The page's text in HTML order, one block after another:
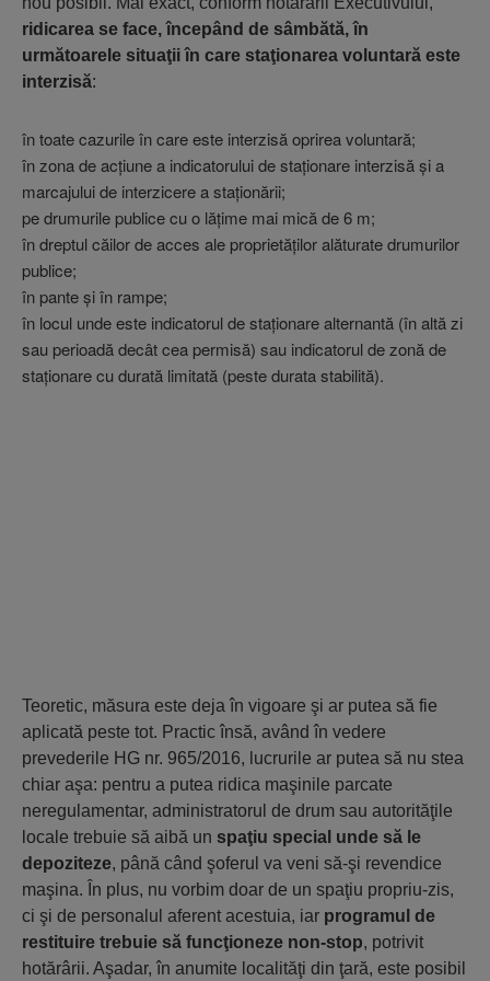
ridicarea se face, începând de sâmbătă, în
următoarele situaţii în care staţionarea voluntară este
interzisă:
în toate cazurile în care este interzisă oprirea voluntară;
în zona de acţiune a indicatorului de staţionare interzisă şi a
marcajului de interzicere a staţionării;
pe drumurile publice cu o lăţime mai mică de 6 m;
în dreptul căilor de acces ale proprietăţilor alăturate drumurilor
publice;
în pante şi în rampe;
în locul unde este indicatorul de staţionare alternantă (în altă zi
sau perioadă decât cea permisă) sau indicatorul de zonă de
staţionare cu durată limitată (peste durata stabilită).
Teoretic, măsura este deja în vigoare şi ar putea să fie
aplicată peste tot. Practic însă, având în vedere
prevederile HG nr. 965/2016, lucrurile ar putea să nu stea
chiar aşa: pentru a putea ridica maşinile parcate
neregulamentar, administratorul de drum sau autorităţile
locale trebuie să aibă un spaţiu special unde să le
depoziteze, până când şoferul va veni să-şi revendice
maşina. În plus, nu vorbim doar de un spaţiu propriu-zis,
ci şi de personalul aferent acestuia, iar programul de
restituire trebuie să funcţioneze non-stop, potrivit
hotărârii. Aşadar, în anumite localităţi din ţară, este posibil